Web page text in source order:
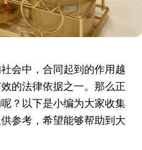
会中，合同起到的作用越
的法律依据之一。那么正
？以下是小编为大家收集
参考，希望能够帮助到大